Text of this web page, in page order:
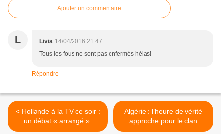
Ajouter un commentaire
L Livia 14/04/2016 21:47
Tous les fous ne sont pas enfermés hélas!
Répondre
< Hollande à la TV ce soir :
un débat « arrangé ».
Algérie : l’heure de vérité
approche pour le clan
Bouteflika >